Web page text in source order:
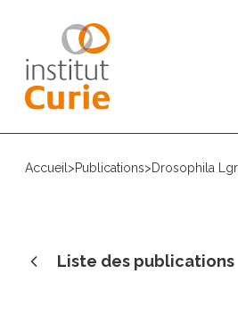
Accueil >Publications>Drosophila
Liste des publications